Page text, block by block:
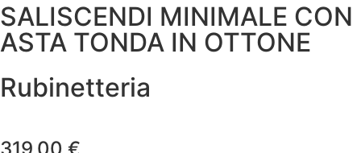
SALISCENDI MINIMALE CON
ASTA TONDA IN OTTONE
Rubinetteria